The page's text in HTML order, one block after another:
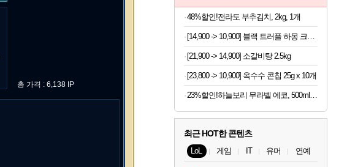
총 가격 : 6,138 IP
48%할인!전라도 부추김치, 2kg, 1개
[21,900 -> 14,900] 소갈비탕 2.5kg
[23,800 -> 10,900] 옥수수 콘칩 25g x 10개
23%할인!하늘보리 무라벨 에코, 500ml, 20개
최근 HOT한 콘텐츠
LoL 게임 IT 유머 연예